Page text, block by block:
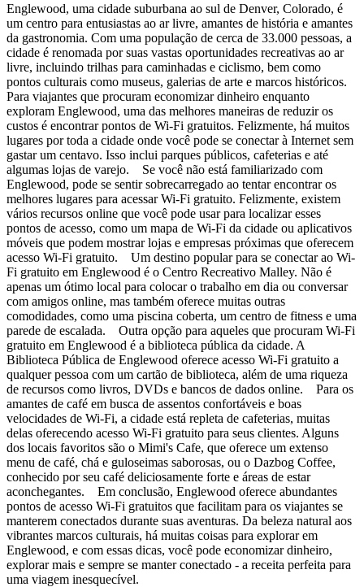
Englewood, uma cidade suburbana ao sul de Denver, Colorado, é
um centro para entusiastas ao ar livre, amantes de história e amantes
da gastronomia. Com uma população de cerca de 33.000 pessoas, a
cidade é renomada por suas vastas oportunidades recreativas ao ar
livre, incluindo trilhas para caminhadas e ciclismo, bem como
pontos culturais como museus, galerias de arte e marcos históricos.
Para viajantes que procuram economizar dinheiro enquanto
exploram Englewood, uma das melhores maneiras de reduzir os
custos é encontrar pontos de Wi-Fi gratuitos. Felizmente, há muitos
lugares por toda a cidade onde você pode se conectar à Internet sem
gastar um centavo. Isso inclui parques públicos, cafeterias e até
algumas lojas de varejo. Se você não está familiarizado com
Englewood, pode se sentir sobrecarregado ao tentar encontrar os
melhores lugares para acessar Wi-Fi gratuito. Felizmente, existem
vários recursos online que você pode usar para localizar esses
pontos de acesso, como um mapa de Wi-Fi da cidade ou aplicativos
móveis que podem mostrar lojas e empresas próximas que oferecem
acesso Wi-Fi gratuito. Um destino popular para se conectar ao Wi-
Fi gratuito em Englewood é o Centro Recreativo Malley. Não é
apenas um ótimo local para colocar o trabalho em dia ou conversar
com amigos online, mas também oferece muitas outras
comodidades, como uma piscina coberta, um centro de fitness e uma
parede de escalada. Outra opção para aqueles que procuram Wi-Fi
gratuito em Englewood é a biblioteca pública da cidade. A
Biblioteca Pública de Englewood oferece acesso Wi-Fi gratuito a
qualquer pessoa com um cartão de biblioteca, além de uma riqueza
de recursos como livros, DVDs e bancos de dados online. Para os
amantes de café em busca de assentos confortáveis e boas
velocidades de Wi-Fi, a cidade está repleta de cafeterias, muitas
delas oferecendo acesso Wi-Fi gratuito para seus clientes. Alguns
dos locais favoritos são o Mimi's Cafe, que oferece um extenso
menu de café, chá e guloseimas saborosas, ou o Dazbog Coffee,
conhecido por seu café deliciosamente forte e áreas de estar
aconchegantes. Em conclusão, Englewood oferece abundantes
pontos de acesso Wi-Fi gratuitos que facilitam para os viajantes se
manterem conectados durante suas aventuras. Da beleza natural aos
vibrantes marcos culturais, há muitas coisas para explorar em
Englewood, e com essas dicas, você pode economizar dinheiro,
explorar mais e sempre se manter conectado - a receita perfeita para
uma viagem inesquecível.